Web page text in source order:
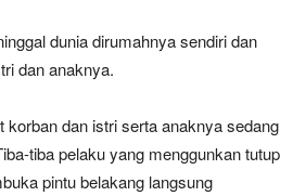
dunia dirumahnya sendiri dan
dan anaknya.
korban dan istri serta anaknya sedang
tiba pelaku yang menggunkan tutup
pintu belakang langsung